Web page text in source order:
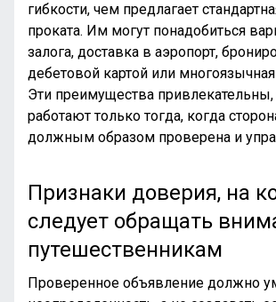
гибкости, чем предлагает
проката. Им могут понадобиться
залога, доставка в аэропорт,
дебетовой картой или
Эти преимущества
работают только тогда, когда
должным образом проверена и
Признаки доверия, на
следует обращать
путешественникам
Проверенное объявление должно